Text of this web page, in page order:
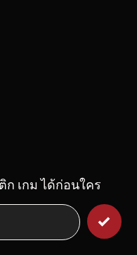
ก เกม ได้ก่อนใคร